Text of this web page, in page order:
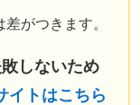
がつきます。
しないため
イトはこちら